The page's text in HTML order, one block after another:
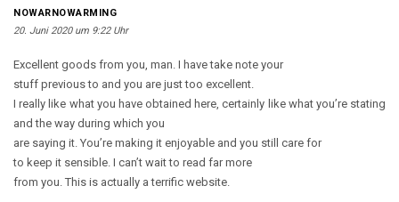
NOWARNOWARMING
20. Juni 2020 um 9:22 Uhr
Excellent goods from you, man. I have take note your
stuff previous to and you are just too excellent.
I really like what you have obtained here, certainly like what you’re stating
and the way during which you
are saying it. You’re making it enjoyable and you still care for
to keep it sensible. I can’t wait to read far more
from you. This is actually a terrific website.